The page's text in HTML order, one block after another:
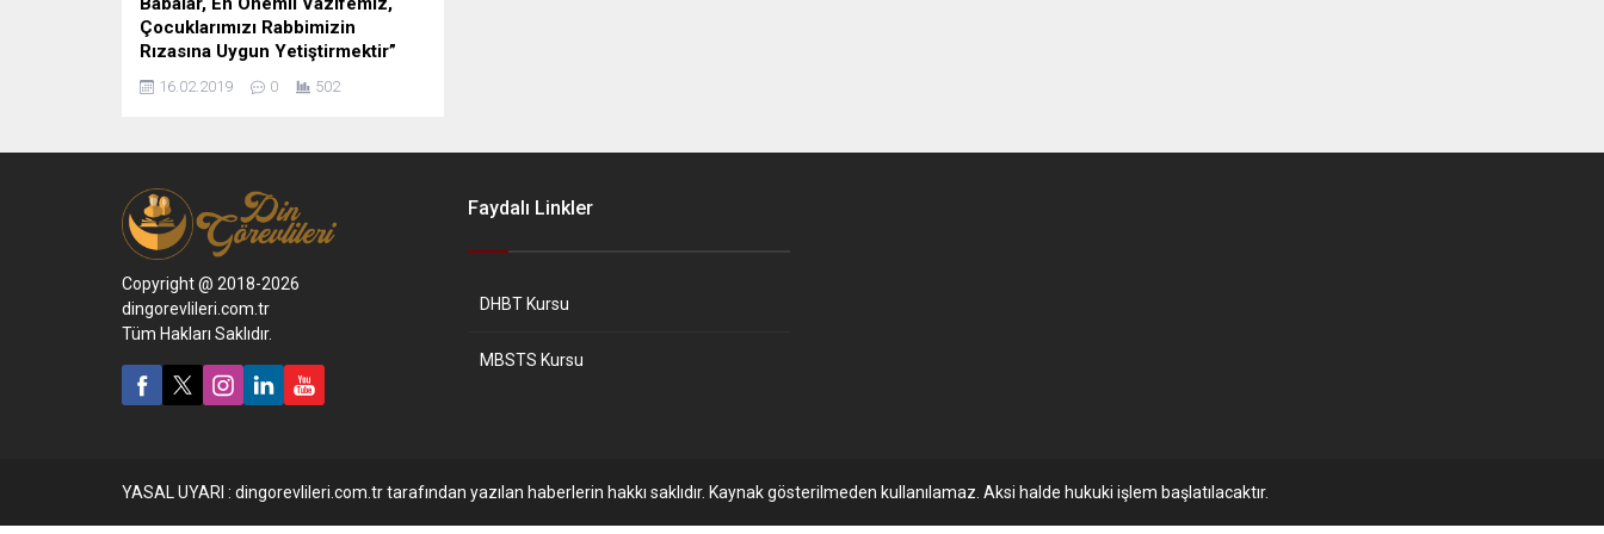
Çocuklarımızı Rabbimizin
Rızasına Uygun Yetiştirmektir”
16.02.2019 0 502
Copyright @ 2018-2026
dingorevlileri.com.tr
Tüm Hakları Saklıdır.
Faydalı Linkler
DHBT Kursu
MBSTS Kursu
YASAL UYARI : dingorevlileri.com.tr tarafından yazılan haberlerin hakkı saklıdır. Kaynak gösterilmeden kullanılamaz. Aksi halde hukuki işlem başlatılacaktır.